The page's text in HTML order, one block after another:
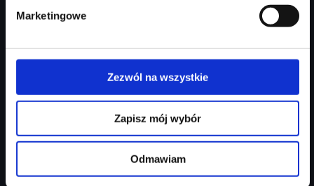
Marketingowe
Zezwól na wszystkie
Zapisz mój wybór
Odmawiam
Audi Q3 Sportback